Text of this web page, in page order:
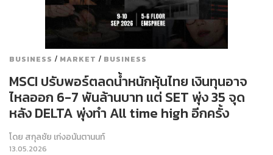
BUSINESS / MARKET / BUSINESS
MSCI ปรับพอร์ตลดน้ำหนักหุ้นไทย เงินทุนอาจ
ไหลออก 6-7 พันล้านบาท แต่ SET พุ่ง 35 จุด
หลัง DELTA พุ่งทำ All time high อีกครั้ง
โดย สกุลชัย เก่งอนันตานนท์
13.05.2026